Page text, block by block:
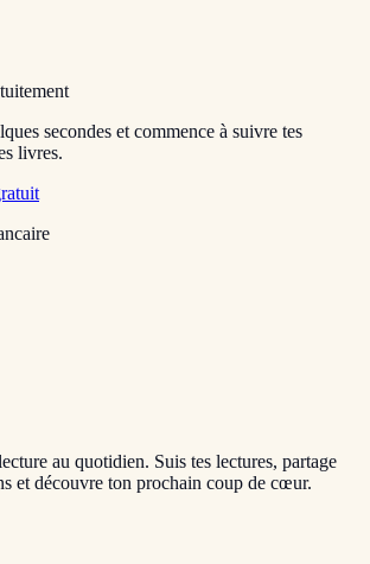
secondes et commence à suivre tes
livres.
au quotidien. Suis tes lectures, partage
et découvre ton prochain coup de cœur.